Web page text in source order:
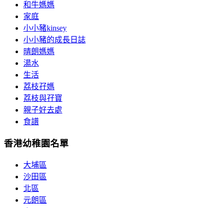
和牛媽媽
家庭
小小豬kinsey
小小豬的成長日誌
晴朗媽媽
湯水
生活
荔枝孖媽
荔枝與孖寶
親子好去處
食譜
香港幼稚園名單
大埔區
沙田區
北區
元朗區